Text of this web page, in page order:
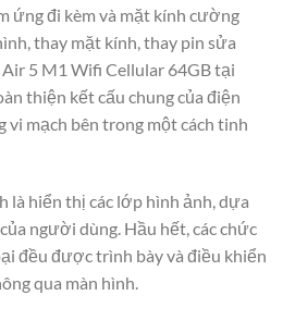
ứng đi kèm và mặt kính cường
thay mặt kính, thay pin sửa
5 M1 Wifi Cellular 64GB tại
thiện kết cấu chung của điện
vi mạch bên trong một cách tinh
là hiển thị các lớp hình ảnh, dựa
người dùng. Hầu hết, các chức
đều được trình bày và điều khiển
qua màn hình.